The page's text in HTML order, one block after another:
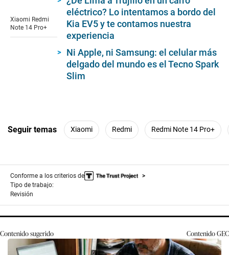
of
9
Xiaomi Redmi
Note 14 Pro+
eléctrico? Lo intentamos a bordo del
Kia EV5 y te contamos nuestra
experiencia
Ni Apple, ni Samsung: el celular más
delgado del mundo es el Tecno Spark
Slim
Seguir temas Xiaomi Redmi Redmi Note 14 Pro+
Conforme a los criterios de
Tipo de trabajo:
Revisión
Contenido sugerido ContenidoGEC